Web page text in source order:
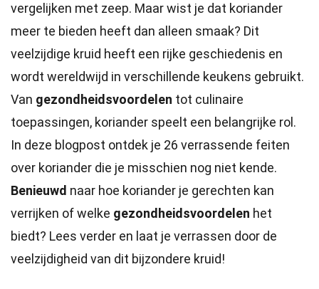
vergelijken met zeep. Maar wist je dat koriander
meer te bieden heeft dan alleen smaak? Dit
veelzijdige kruid heeft een rijke geschiedenis en
wordt wereldwijd in verschillende keukens gebruikt.
Van gezondheidsvoordelen tot culinaire
toepassingen, koriander speelt een belangrijke rol.
In deze blogpost ontdek je 26 verrassende feiten
over koriander die je misschien nog niet kende.
Benieuwd naar hoe koriander je gerechten kan
verrijken of welke gezondheidsvoordelen het
biedt? Lees verder en laat je verrassen door de
veelzijdigheid van dit bijzondere kruid!